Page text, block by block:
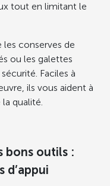
tout en limitant le
conserves de
ou les galettes
Faciles à
ils vous aident à
qualité.
bons outils :
d’appui